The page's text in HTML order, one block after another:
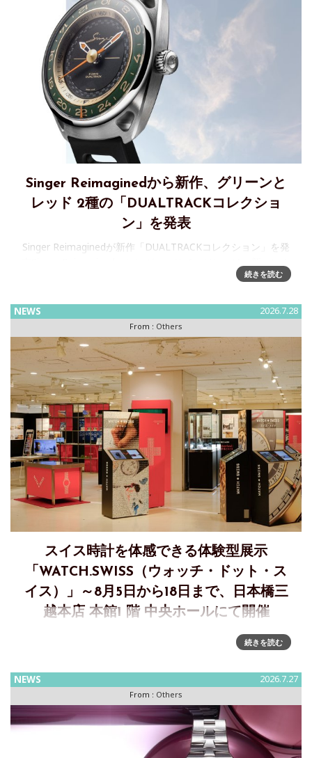
Singer Reimaginedから新作、グリーンと
レッド 2種の「DUALTRACKコレクショ
ン」を発表
Singer Reimaginedが新作「DUALTRACKコレクション」を発
ション「DUALTRACK」のローンチを発表しました。ブラン
続きを読む
NEWS 2026.7.28
From : Others
スイス時計を体感できる体験型展示
「WATCH.SWISS（ウォッチ・ドット・ス
イス）」～8月5日から18日まで、日本橋三
越本店 本館1 階 中央ホールにて開催
スイス時計産業の魅力を幅広い世代に伝える体験型エキシビ
ション「WATCH.SWISS（ウォッチ・ドット・スイス）」が、
イン会場に登場「WATCH.SWISS」は、スイス時計協会FHが
続きを読む
NEWS 2026.7.27
From : Others